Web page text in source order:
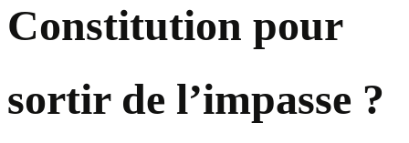
Constitution pour
sortir de l’impasse ?